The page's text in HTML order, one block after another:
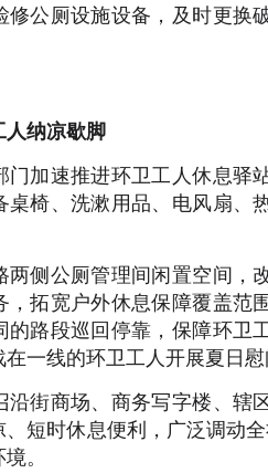
修公厕设施设备，及时更换
人纳凉歇脚
速推进环卫工人休息驿
桌椅、洗漱用品、电风扇、
公厕管理间闲置空间，
，拓宽户外休息保障覆盖范
的路段巡回停靠，保障环卫
一线的环卫工人开展夏日
商场、商务写字楼、辖
、短时休息便利，广泛调动
。